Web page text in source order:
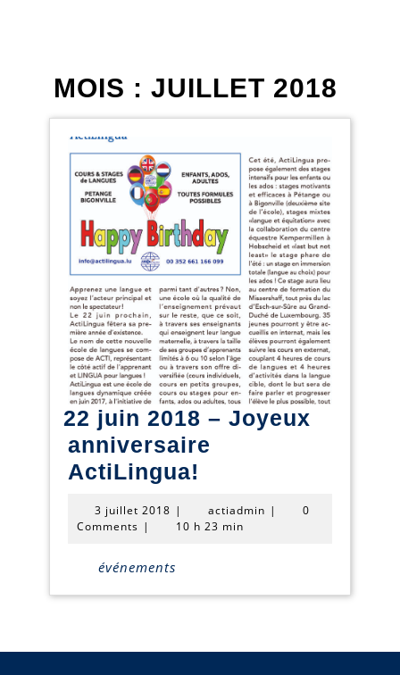
MOIS : JUILLET 2018
22 juin 2018 – Joyeux
anniversaire
ActiLingua!
2018
anniversaire
3 juillet 2018
juillet
| actiadmin actiadmin
|
0
Comments | 10 h 23 min
événements